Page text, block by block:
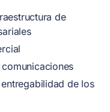
de
de los